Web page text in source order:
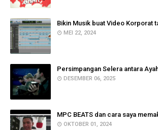
Bikin Musik buat Video Korporat
MEI 22, 2024
Persimpangan Selera antara
DESEMBER 06, 2025
MPC BEATS dan cara saya
OKTOBER 01, 2024